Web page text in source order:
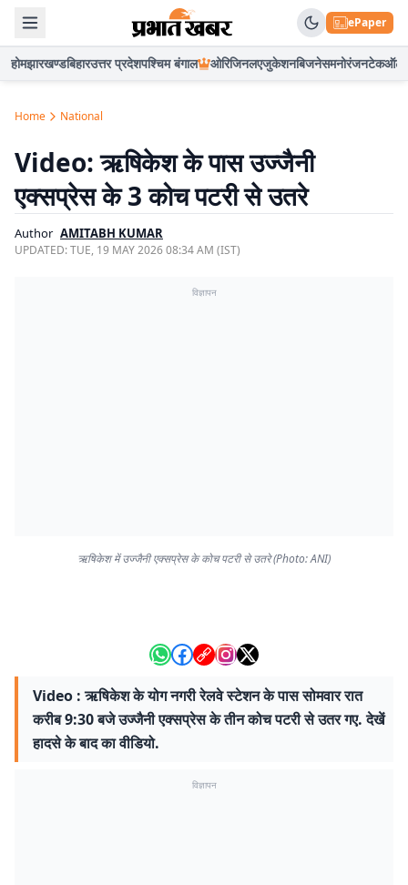
ePaper
होमझारखण्डबिहारउत्तर प्रदेशपश्चिम बंगाल ओरिजिनलएजुकेशनबिजनेसमनोरंजनटेकऑटो
Home National
Video: ऋषिकेश के पास उज्जैनी
एक्सप्रेस के 3 कोच पटरी से उतरे
Author AMITABH KUMAR
UPDATED:TUE, 19 MAY 2026 08:34 AM (IST)
विज्ञापन
ऋषिकेश में उज्जैनी एक्सप्रेस के कोच पटरी से उतरे (Photo: ANI)
Video : ऋषिकेश के योग नगरी रेलवे स्टेशन के पास सोमवार रात
करीब 9:30 बजे उज्जैनी एक्सप्रेस के तीन कोच पटरी से उतर गए. देखें
हादसे के बाद का वीडियो.
विज्ञापन